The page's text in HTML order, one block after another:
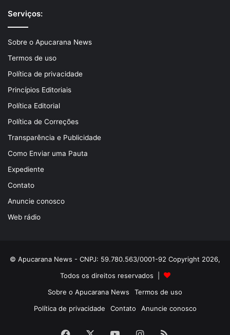
Serviços:
Sobre o Apucarana News
Termos de uso
Política de privacidade
Princípios Editoriais
Política Editorial
Política de Correções
Transparência e Publicidade
Como Enviar uma Pauta
Expediente
Contato
Anuncie conosco
Web rádio
© Apucarana News - CNPJ: 59.780.563/0001-92 Copyright 2026,
Todos os direitos reservados |
Sobre o Apucarana News
Termos de uso
Política de privacidade
Contato Anuncie conosco